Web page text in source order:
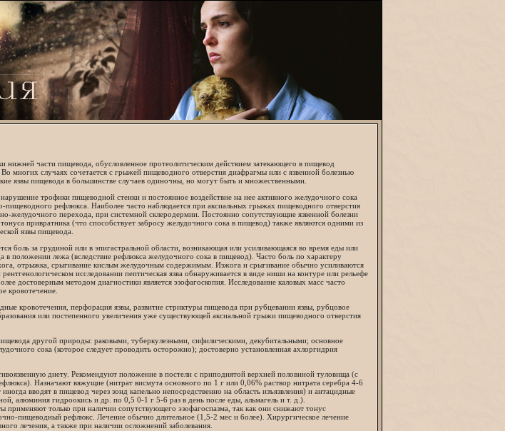
нижней части пищевода, обусловленное протеолитическим действием затекающего в пищевод
многих случаях сочетается с грыжей пищеводного отверстия диафрагмы или с язвенной болезнью
язвы пищевода в большинстве случаев одиночны, но могут быть и множественными.
трофики пищеводной стенки и постоянное воздействие на нее активного желудочного сока
пищеводного рефлюкса. Наиболее часто наблюдается при аксиальных грыжах пищеводного отверстия
желудочного перехода, при системной склеродермии. Постоянно сопутствующие язвенной болезни
привратника (что способствует забросу желудочного сока в пищевод) также являются одними из
язвы пищевода.
боль за грудиной или в эпигастральной области, возникающая или усиливающаяся во время еды или
в положении лежа (вследствие рефлюкса желудочного сока в пищевод). Часто боль по характеру
отрыжка, срыгивание кислым желудочным содержимым. Изжога и срыгивание обычно усиливаются
исследовании пептическая язва обнаруживается в виде ниши на контуре или рельефе
достоверным методом диагностики является эзофагоскопия. Исследование каловых масс часто
кровотечение.
кровотечения, перфорация язвы, развитие стриктуры пищевода при рубцевании язвы, рубцовое
или постепенного увеличения уже существующей аксиальной грыжи пищеводного отверстия
другой природы: раковыми, туберкулезными, сифилическими, декубитальными; основное
сока (которое следует проводить осторожно); достоверно установленная ахлоргидрия
диету. Рекомендуют положение в постели с приподнятой верхней половиной туловища (с
Назначают вяжущие (нитрат висмута основного по 1 г или 0,06% раствор нитрата серебра 4-6
вводят в пищевод через зонд капельно непосредственно на область изъязвления) и антацидные
алюминия гидроокись и др. по 0,5 0-1 г 5-6 раз в день после еды, альмагель и т. д.).
применяют только при наличии сопутствующего эзофагоспазма, так как они снижают тонус
пищеводный рефлюкс. Лечение обычно длительное (1,5-2 мес и более). Хирургическое лечение
лечения, а также при наличии осложнений заболевания.